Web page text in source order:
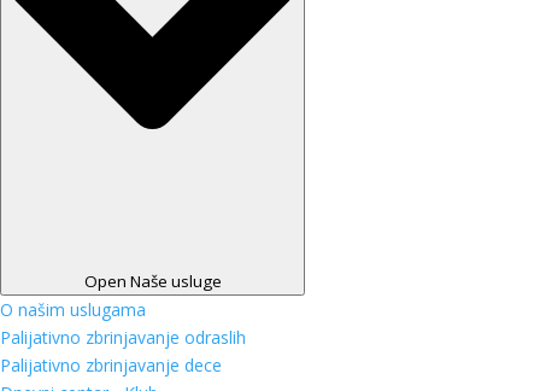
Open Naše usluge
O našim uslugama
Palijativno zbrinjavanje odraslih
Palijativno zbrinjavanje dece